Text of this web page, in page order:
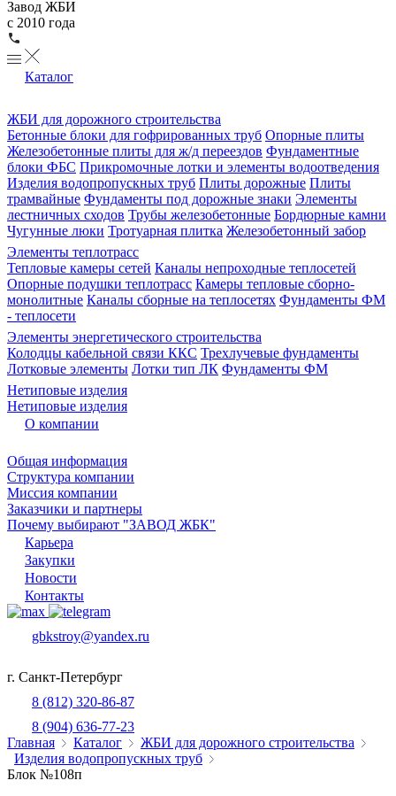
Завод ЖБИ
с 2010 года
Каталог
ЖБИ для дорожного строительства
Бетонные блоки для гофрированных труб Опорные плиты
Железобетонные плиты для ж/д переездов Фундаментные
блоки ФБС Прикромочные лотки и элементы водоотведения
Изделия водопропускных труб Плиты дорожные Плиты
трамвайные Фундаменты под дорожные знаки Элементы
лестничных сходов Трубы железобетонные Бордюрные камни
Чугунные люки Тротуарная плитка Железобетонный забор
Элементы теплотрасс
Тепловые камеры сетей Каналы непроходные теплосетей
Опорные подушки теплотрасс Камеры тепловые сборно-
монолитные Каналы сборные на теплосетях Фундаменты ФМ
- теплосети
Элементы энергетического строительства
Колодцы кабельной связи ККС Трехлучевые фундаменты
Лотковые элементы Лотки тип ЛК Фундаменты ФМ
Нетиповые изделия
Нетиповые изделия
О компании
Общая информация
Структура компании
Миссия компании
Заказчики и партнеры
Почему выбирают "ЗАВОД ЖБК"
Карьера
Закупки
Новости
Контакты
gbkstroy@yandex.ru
г. Санкт-Петербург
8 (812) 320-86-87
8 (904) 636-77-23
Главная
Каталог
ЖБИ для дорожного строительства
Изделия водопропускных труб
Блок №108п